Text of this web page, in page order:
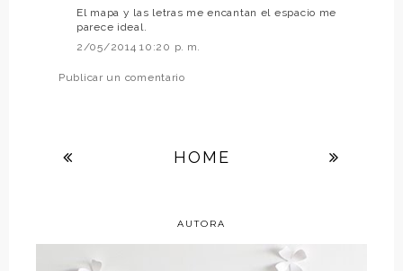
El mapa y las letras me encantan el espacio me
parece ideal.
2/05/2014 10:20 p. m.
Publicar un comentario
HOME
AUTORA